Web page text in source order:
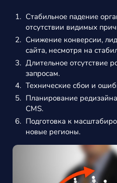
Стабильное падение
отсутствии видимых
Снижение конверсии,
сайта, несмотря на
Длительное отсутствие
запросам.
Технические сбои и
Планирование
CMS.
Подготовка к
новые регионы.